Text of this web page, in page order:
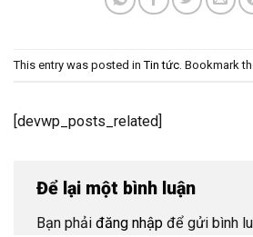
This entry was posted inTin tức . Bookmark
[devwp_posts_related]
Để lại một bình luận
Bạn phải đăng nhập để gửi bình